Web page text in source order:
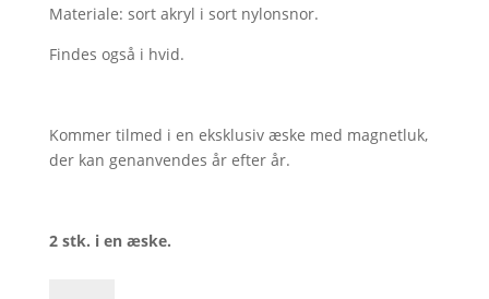
Materiale: sort akryl i sort nylonsnor.
Findes også i hvid.
Kommer tilmed i en eksklusiv æske med magnetluk,
der kan genanvendes år efter år.
2 stk. i en æske.